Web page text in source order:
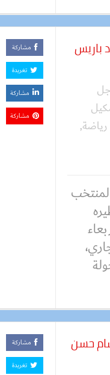
باريس
رياضة,
مشاركة
تغريدة
مشاركة
مشاركة
حسن
مشاركة
تغريدة